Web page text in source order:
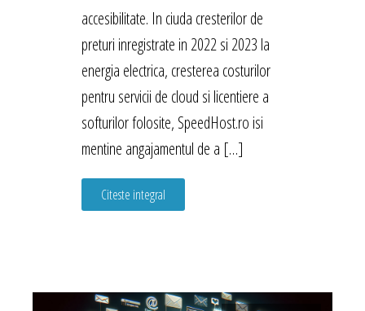
accesibilitate. In ciuda cresterilor de
preturi inregistrate in 2022 si 2023 la
energia electrica, cresterea costurilor
pentru servicii de cloud si licentiere a
softurilor folosite, SpeedHost.ro isi
mentine angajamentul de a […]
Citeste integral